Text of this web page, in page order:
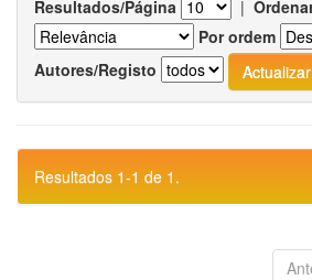
Resultados/Página |
Por ordem
Autores/Registo
Resultados 1-1 de 1.